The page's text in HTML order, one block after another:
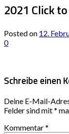
2021 Click
Posted on 12.
0
Schreibe einen
Deine E-Mail-
Felder sind mit*
Kommentar*